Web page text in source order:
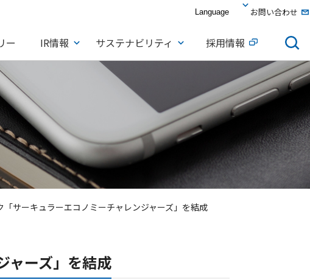
お問い合わせ
ー IR情報 サステナビリティ 採用情報
サーキュラーエコノミーチャレンジャーズ」を結成
ャーズ」を結成